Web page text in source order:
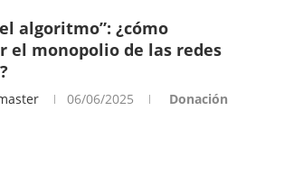
algoritmo”: ¿cómo
el monopolio de las redes
06/06/2025 Donación